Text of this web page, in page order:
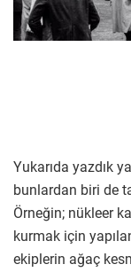
Yukarıda yazdık
bunlardan biri de
Örneğin; nükleer
kurmak için
ekiplerin ağaç